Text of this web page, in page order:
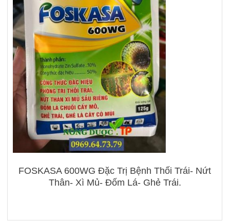
FOSKASA 600WG Đặc Trị Bệnh Thối Trái- Nứt
Thân- Xì Mủ- Đốm Lá- Ghẻ Trái.